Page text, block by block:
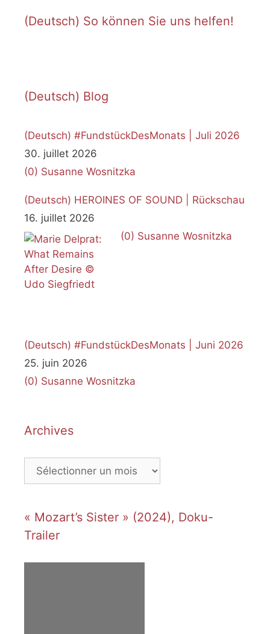
(Deutsch) So können Sie uns helfen!
(Deutsch) Blog
(Deutsch) #FundstückDesMonats | Juli 2026
30. juillet 2026
(0) Susanne Wosnitzka
(Deutsch) HEROINES OF SOUND | Rückschau
16. juillet 2026
(0) Susanne Wosnitzka
(Deutsch) #FundstückDesMonats | Juni 2026
25. juin 2026
(0) Susanne Wosnitzka
Archives
Archives
« Mozart’s Sister » (2024), Doku-
Trailer